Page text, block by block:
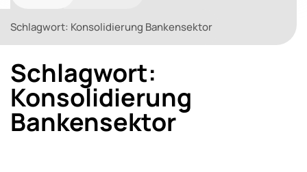
Schlagwort: Konsolidierung Bankensektor
Schlagwort:
Konsolidierung
Bankensektor